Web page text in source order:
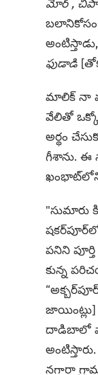
మోర్ ,
బలానికోసం
ఫుడాడి
మాలిక్ నా
వేలితో ఒక్కో
అర్థం
గీశాను. ఈ
ఖంభాట్‌లోని
"సుమారు
పనిని
కున్న
దాడిబాలో
నగారా